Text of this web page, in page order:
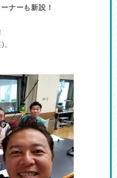
ナーも新設！
！